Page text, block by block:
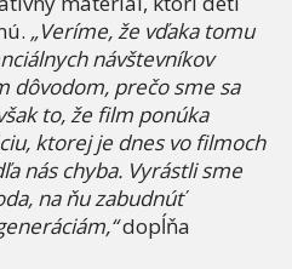
„Veríme, že vďaka tomu
návštevníkov
dôvodom, prečo sme sa
to, že film ponúka
ktorej je dnes vo filmoch
nás chyba. Vyrástli sme
na ňu zabudnúť
dopĺňa